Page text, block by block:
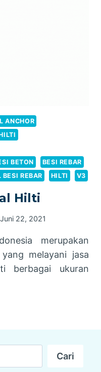
ANCHOR
BETON
BESI REBAR
REBAR HILTI V3
Hilti
Juni 22, 2021
merupakan
melayani jasa
berbagai ukuran
Cari